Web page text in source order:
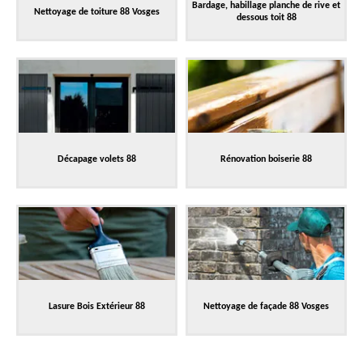
Nettoyage de toiture 88 Vosges
Bardage, habillage planche de rive et
dessous toit 88
Décapage volets 88 Rénovation boiserie 88
Lasure Bois Extérieur 88 Nettoyage de façade 88 Vosges